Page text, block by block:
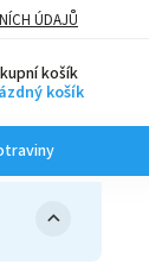
ÚDAJŮ
košík
košík